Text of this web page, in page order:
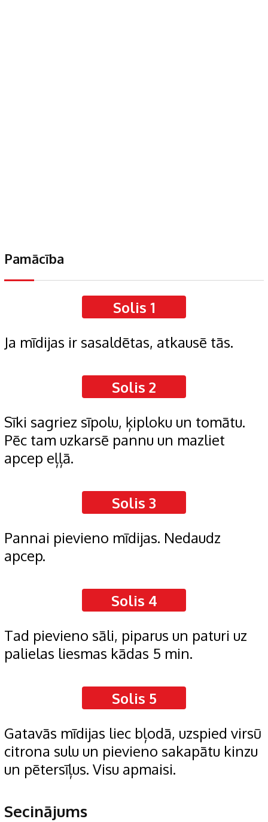
Pamācība
Solis 1
Ja mīdijas ir sasaldētas, atkausē tās.
Solis 2
Sīki sagriez sīpolu, ķiploku un tomātu.
Pēc tam uzkarsē pannu un mazliet
apcep eļļā.
Solis 3
Pannai pievieno mīdijas. Nedaudz
apcep.
Solis 4
Tad pievieno sāli, piparus un paturi uz
palielas liesmas kādas 5 min.
Solis 5
Gatavās mīdijas liec bļodā, uzspied virsū
citrona sulu un pievieno sakapātu kinzu
un pētersīļus. Visu apmaisi.
Secinājums